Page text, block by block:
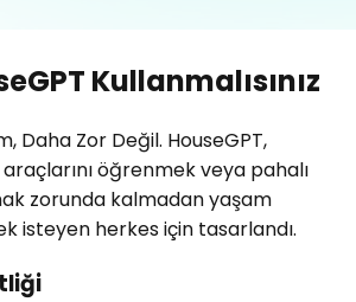
Kullanmalısınız
Daha Zor Değil. HouseGPT,
öğrenmek veya pahalı
zorunda kalmadan yaşam
isteyen herkes için tasarlandı.